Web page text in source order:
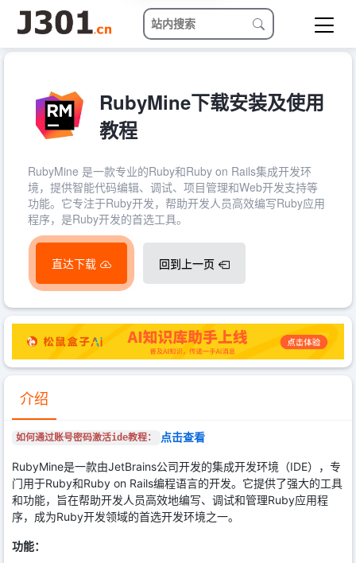
RubyMine下载安装及使用
教程
RubyMine 是一款专业的Ruby和Ruby on Rails集成开发环
境，提供智能代码编辑、调试、项目管理和Web开发支持等
功能。它专注于Ruby开发，帮助开发人员高效编写Ruby应用
程序，是Ruby开发的首选工具。
直达下载 回到上一页
介绍
如何通过账号密码激活ide教程： 点击查看
RubyMine是一款由JetBrains公司开发的集成开发环境（IDE），专
门用于Ruby和Ruby on Rails编程语言的开发。它提供了强大的工具
和功能，旨在帮助开发人员高效地编写、调试和管理Ruby应用程
序，成为Ruby开发领域的首选开发环境之一。
功能：